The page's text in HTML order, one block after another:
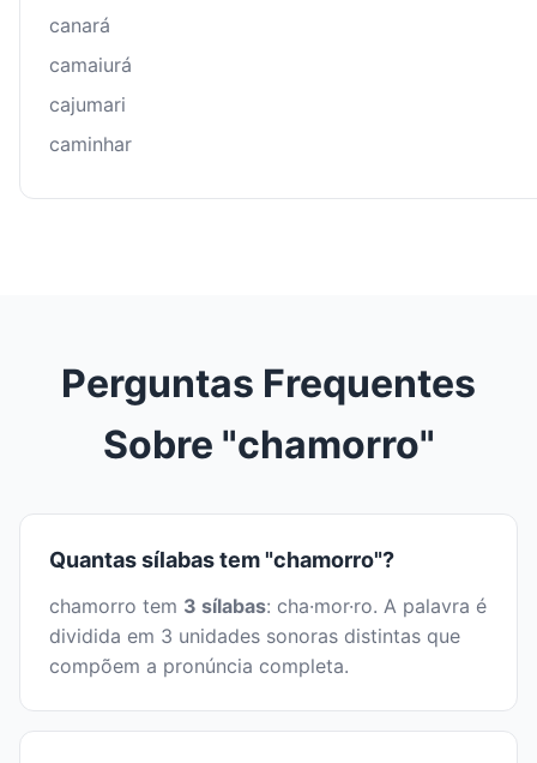
canará
camaiurá
cajumari
caminhar
Perguntas Frequentes
Sobre "chamorro"
Quantas sílabas tem "chamorro"?
chamorro tem 3 sílabas: cha·mor·ro. A palavra é
dividida em 3 unidades sonoras distintas que
compõem a pronúncia completa.